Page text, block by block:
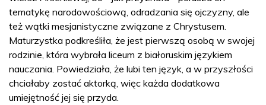
tematykę narodowościową, odradzania się ojczyzny, ale
też wątki mesjanistyczne związane z Chrystusem.
Maturzystka podkreśliła, że jest pierwszą osobą w swojej
rodzinie, która wybrała liceum z białoruskim językiem
nauczania. Powiedziała, że lubi ten język, a w przyszłości
chciałaby zostać aktorką, więc każda dodatkowa
umiejętność jej się przyda.